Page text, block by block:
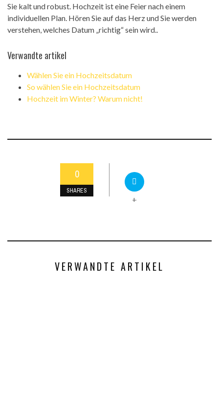
Sie kalt und robust. Hochzeit ist eine Feier nach einem
individuellen Plan. Hören Sie auf das Herz und Sie werden
verstehen, welches Datum „richtig“ sein wird..
Verwandte artikel
Wählen Sie ein Hochzeitsdatum
So wählen Sie ein Hochzeitsdatum
Hochzeit im Winter? Warum nicht!
0
SHARES
+
VERWANDTE ARTIKEL